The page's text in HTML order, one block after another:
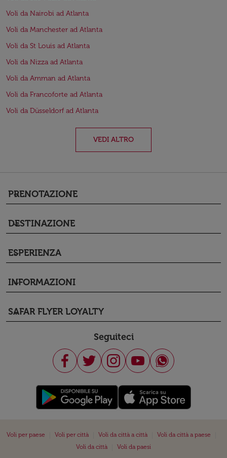
Voli da Nairobi ad Atlanta
Voli da Manchester ad Atlanta
Voli da St Louis ad Atlanta
Voli da Nizza ad Atlanta
Voli da Amman ad Atlanta
Voli da Francoforte ad Atlanta
Voli da Düsseldorf ad Atlanta
VEDI ALTRO
PRENOTAZIONE
keyboard_arrow_down
DESTINAZIONE
keyboard_arrow_down
ESPERIENZA
keyboard_arrow_down
INFORMAZIONI
keyboard_arrow_down
SAFAR FLYER LOYALTY
keyboard_arrow_down
Seguiteci
Voli per paese Voli per città Voli da città a città Voli da città a paese
Voli da città
Voli da paesi